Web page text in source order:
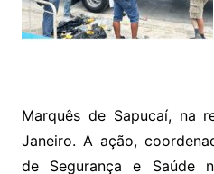
Marquês de Sapucaí, na
Janeiro. A ação,
de Segurança e Saúde